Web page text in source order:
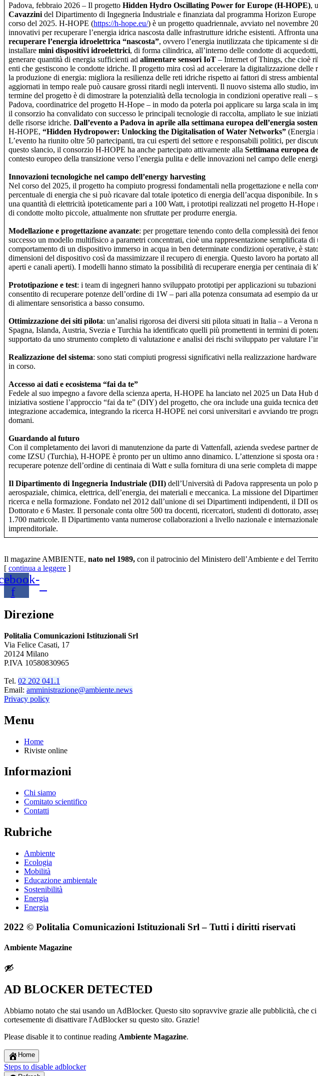
Padova, febbraio 2026 – Il progetto Hidden Hydro Oscillating Power for Europe (H-HOPE),
Cavazzini del Dipartimento di Ingegneria Industriale e finanziata dal programma Horizon
corso del 2025. H-HOPE (https://h-hope.eu/) è un progetto quadriennale, avviato nel novembre
innovativi per recuperare l’energia idrica nascosta dalle infrastrutture idriche esistenti. Affronta
recuperare l’energia idroelettrica “nascosta”, ovvero l’energia inutilizzata che tipicamente si
installare mini dispositivi idroelettrici, di forma cilindrica, all’interno delle condotte di
generare quantità di energia sufficienti ad alimentare sensori IoT – Internet of Things, che cioè
enti che gestiscono le condotte idriche. Il progetto mira così ad accelerare la digitalizzazione
la produzione di energia: migliora la resilienza delle reti idriche rispetto ai fattori di stress
aggiornati in tempo reale può causare grossi ritardi negli interventi. Il nuovo sistema allo studio,
termine del progetto è di dimostrare la potenzialità della tecnologia in condizioni operative reali –
Padova, coordinatrice del progetto H-Hope – in modo da poterla poi applicare su larga scala in
il consorzio ha convalidato con successo le principali tecnologie di raccolta, ampliato le sue
delle risorse idriche. Dall’evento a Padova in aprile alla settimana europea dell’energia
H-HOPE, “Hidden Hydropower: Unlocking the Digitalisation of Water Networks” (Energia
L’evento ha riunito oltre 50 partecipanti, tra cui esperti del settore e responsabili politici, per
questo slancio, il consorzio H-HOPE ha anche partecipato attivamente alla Settimana europea
contesto europeo della transizione verso l’energia pulita e delle innovazioni nel campo delle
Innovazioni tecnologiche nel campo dell’energy harvesting
Nel corso del 2025, il progetto ha compiuto progressi fondamentali nella progettazione e nella
percentuale di energia che si può ricavare dal totale ipotetico di energia dell’acqua disponibile.
una quantità di elettricità ipoteticamente pari a 100 Watt, i prototipi realizzati nel progetto H-
di condotte molto piccole, attualmente non sfruttate per produrre energia.
Modellazione e progettazione avanzate: per progettare tenendo conto della complessità dei
successo un modello multifisico a parametri concentrati, cioè una rappresentazione semplificata
comportamento di un dispositivo immerso in acqua in ben determinate condizioni operative, è
dimensioni del dispositivo così da massimizzare il recupero di energia. Questo lavoro ha
aperti e canali aperti). I modelli hanno stimato la possibilità di recuperare energia per centinaia di
Prototipazione e test: i team di ingegneri hanno sviluppato prototipi per applicazioni su
consentito di recuperare potenze dell’ordine di 1W – pari alla potenza consumata ad esempio
di alimentare sensoristica a basso consumo.
Ottimizzazione dei siti pilota: un’analisi rigorosa dei diversi siti pilota situati in Italia – a
Spagna, Islanda, Austria, Svezia e Turchia ha identificato quelli più promettenti in termini di
supportato da uno strumento completo di valutazione e analisi dei rischi sviluppato per valutare
Realizzazione del sistema: sono stati compiuti progressi significativi nella realizzazione
in corso.
Accesso ai dati e ecosistema “fai da te”
Fedele al suo impegno a favore della scienza aperta, H-HOPE ha lanciato nel 2025 un Data
iniziativa sostiene l’approccio “fai da te” (DIY) del progetto, che ora include una guida tecnica
integrazione accademica, integrando la ricerca H-HOPE nei corsi universitari e avviando tre
domani.
Guardando al futuro
Con il completamento dei lavori di manutenzione da parte di Vattenfall, azienda svedese
come IZSU (Turchia), H-HOPE è pronto per un ultimo anno dinamico. L’attenzione si sposta
recuperare potenze dell’ordine di centinaia di Watt e sulla fornitura di una serie completa di
Il Dipartimento di Ingegneria Industriale (DII) dell’Università di Padova rappresenta un polo
aerospaziale, chimica, elettrica, dell’energia, dei materiali e meccanica. La missione del
ricerca e nella formazione. Fondato nel 2012 dall’unione di sei Dipartimenti indipendenti, il DII
Dottorato e 6 Master. Il personale conta oltre 500 tra docenti, ricercatori, studenti di dottorato,
1.700 matricole. Il Dipartimento vanta numerose collaborazioni a livello nazionale e
imprenditoriale.
Il magazine AMBIENTE, nato nel 1989, con il patrocinio del Ministero dell’Ambiente e del
[ continua a leggere ]
f
Direzione
Politalia Comunicazioni Istituzionali Srl
Via Felice Casati, 17
20124 Milano
P.IVA 10580830965
Tel. 02 202 041.1
Email: amministrazione@ambiente.news
Privacy policy
Menu
Home
Riviste online
Informazioni
Chi siamo
Comitato scientifico
Contatti
Rubriche
Ambiente
Ecologia
Mobilità
Educazione ambientale
Sostenibilità
Energia
Energia
2022 © Politalia Comunicazioni Istituzionali Srl – Tutti i diritti riservati
Ambiente Magazine
AD BLOCKER DETECTED
Abbiamo notato che stai usando un AdBlocker. Questo sito sopravvive grazie alle pubblicità, che
cortesemente di disattivare l'AdBlocker su questo sito. Grazie!
Please disable it to continue reading Ambiente Magazine.
Home
Steps to disable adblocker